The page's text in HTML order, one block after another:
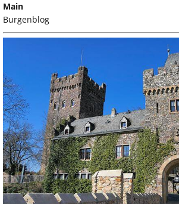
Main
Burgenblog